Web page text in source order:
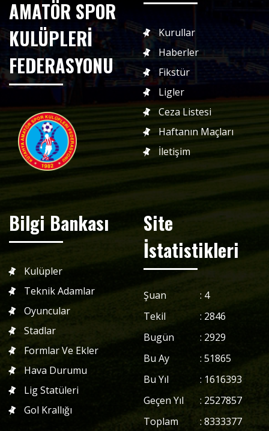
AMATÖR SPOR
KULÜPLERİ
FEDERASYONU
Kurullar
Haberler
Fikstür
Ligler
Ceza Listesi
Haftanın Maçları
İletişim
Bilgi Bankası
Kulüpler
Teknik Adamlar
Oyuncular
Stadlar
Formlar Ve Ekler
Hava Durumu
Lig Statüleri
Gol Krallığı
Site
İstatistikleri
Şuan : 4
Tekil
: 2846
Bugün
: 2929
Bu Ay
: 51865
Bu Yıl
: 1616393
Geçen Yıl
: 2527857
Toplam
: 8333377